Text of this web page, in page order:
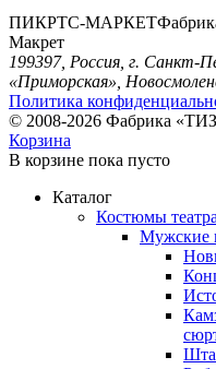
ПИКРТС-МАРКЕТ
Макрет
199397, Россия, г. Санкт-
«Приморская»,
Политика
© 2008-2026 Фабрика
Корзина
В корзине пока пусто
Каталог
Костюмы
Мужские